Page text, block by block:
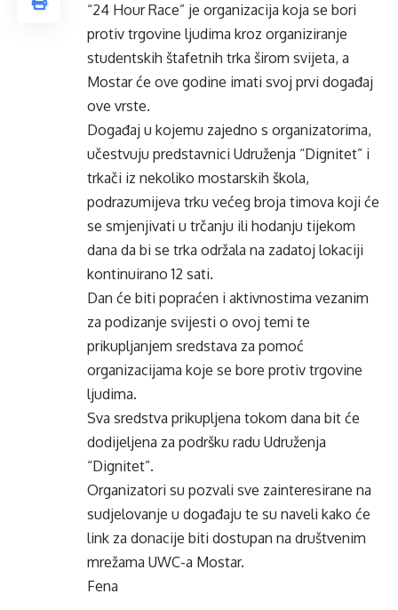
“24 Hour Race” je organizacija koja se bori
protiv trgovine ljudima kroz organiziranje
studentskih štafetnih trka širom svijeta, a
Mostar će ove godine imati svoj prvi događaj
ove vrste.
Događaj u kojemu zajedno s organizatorima,
učestvuju predstavnici Udruženja “Dignitet” i
trkači iz nekoliko mostarskih škola,
podrazumijeva trku većeg broja timova koji će
se smjenjivati u trčanju ili hodanju tijekom
dana da bi se trka održala na zadatoj lokaciji
kontinuirano 12 sati.
Dan će biti popraćen i aktivnostima vezanim
za podizanje svijesti o ovoj temi te
prikupljanjem sredstava za pomoć
organizacijama koje se bore protiv trgovine
ljudima.
Sva sredstva prikupljena tokom dana bit će
dodijeljena za podršku radu Udruženja
“Dignitet”.
Organizatori su pozvali sve zainteresirane na
sudjelovanje u događaju te su naveli kako će
link za donacije biti dostupan na društvenim
mrežama UWC-a Mostar.
Fena